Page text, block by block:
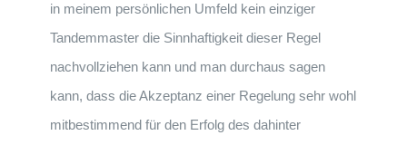
in meinem persönlichen Umfeld kein einziger
Tandemmaster die Sinnhaftigkeit dieser Regel
nachvollziehen kann und man durchaus sagen
kann, dass die Akzeptanz einer Regelung sehr wohl
mitbestimmend für den Erfolg des dahinter